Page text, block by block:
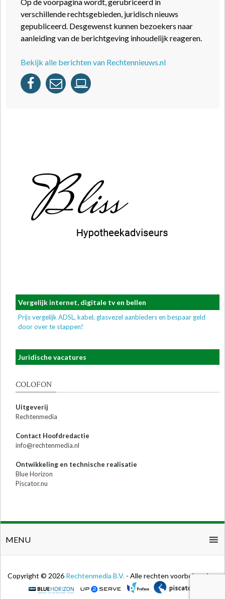
verschillende rechtsgebieden, juridisch nieuws
gepubliceerd. Desgewenst kunnen bezoekers naar
aanleiding van de berichtgeving inhoudelijk reageren.
Bekijk alle berichten van Rechtennieuws.nl
Vergelijk internet, digitale tv en bellen
Prijs vergelijk ADSL, kabel, glasvezel aanbieders en bespaar geld
door over te stappen!
Juridische vacatures
COLOFON
Uitgeverij
Rechtenmedia
Contact Hoofdredactie
info@rechtenmedia.nl
Ontwikkeling en technische realisatie
Blue Horizon
Piscator.nu
MENU
Copyright © 2026 Rechtenmedia B.V. - Alle rechten voorbehouden.